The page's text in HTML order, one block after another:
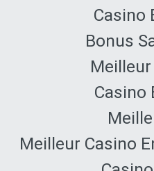
Casino
Bonus
Casino
Meilleur Casino